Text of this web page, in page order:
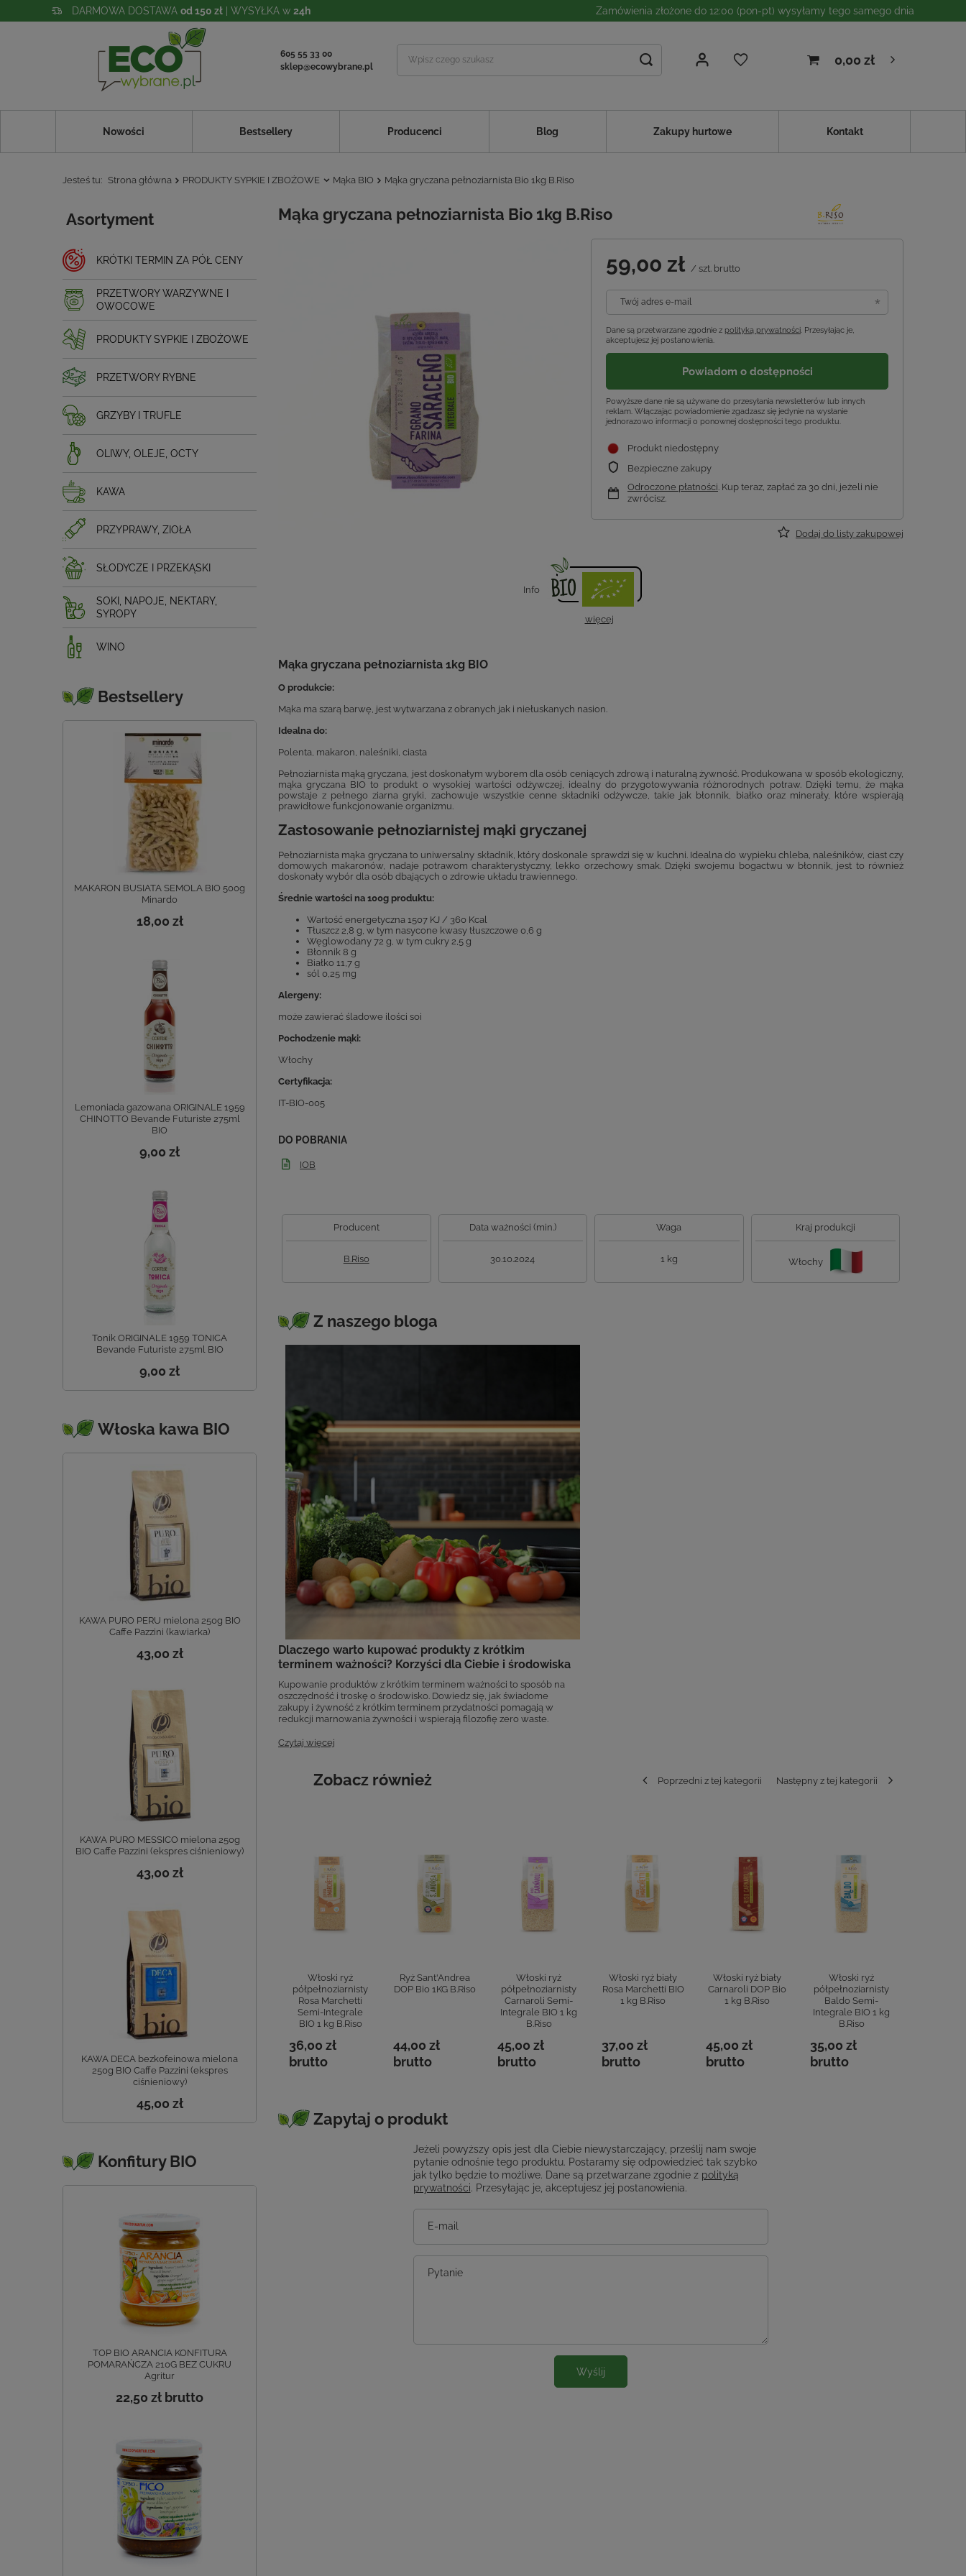
DARMOWA DOSTAWA od 150 zł | WYSYŁKA w 24h Zamówienia złożone do 12:00 (pon-pt) wysyłamy tego samego dnia
605 55 33 00
sklep@ecowybrane.pl
0,00 zł
Nowości Bestsellery Producenci Blog Zakupy hurtowe Kontakt
Jesteś tu: Strona główna PRODUKTY SYPKIE I ZBOŻOWE Mąka BIO Mąka gryczana pełnoziarnista Bio 1kg B.Riso
Asortyment
KRÓTKI TERMIN ZA PÓŁ CENY
PRZETWORY WARZYWNE I
OWOCOWE
PRODUKTY SYPKIE I ZBOŻOWE
PRZETWORY RYBNE
GRZYBY I TRUFLE
OLIWY, OLEJE, OCTY
KAWA
PRZYPRAWY, ZIOŁA
SŁODYCZE I PRZEKĄSKI
SOKI, NAPOJE, NEKTARY,
SYROPY
WINO
Bestsellery
MAKARON BUSIATA SEMOLA BIO 500g
Minardo
18,00 zł
Lemoniada gazowana ORIGINALE 1959
CHINOTTO Bevande Futuriste 275ml
BIO
9,00 zł
Tonik ORIGINALE 1959 TONICA
Bevande Futuriste 275ml BIO
9,00 zł
Włoska kawa BIO
KAWA PURO PERU mielona 250g BIO
Caffe Pazzini (kawiarka)
43,00 zł
KAWA PURO MESSICO mielona 250g
BIO Caffe Pazzini (ekspres ciśnieniowy)
43,00 zł
KAWA DECA bezkofeinowa mielona
250g BIO Caffe Pazzini (ekspres
ciśnieniowy)
45,00 zł
Konfitury BIO
TOP BIO ARANCIA KONFITURA
POMARAŃCZA 210G BEZ CUKRU
Agritur
22,50 zł brutto
Mąka gryczana pełnoziarnista Bio 1kg B.Riso
59,00 zł / szt. brutto
Twój adres e-mail
Dane są przetwarzane zgodnie z polityką prywatności. Przesyłając je,
akceptujesz jej postanowienia.
Powiadom o dostępności
Powyższe dane nie są używane do przesyłania newsletterów lub innych
reklam. Włączając powiadomienie zgadzasz się jedynie na wysłanie
jednorazowo informacji o ponownej dostępności tego produktu.
Produkt niedostępny
Bezpieczne zakupy
Odroczone płatności. Kup teraz, zapłać za 30 dni, jeżeli nie
zwrócisz.
Dodaj do listy zakupowej
Info
więcej
Mąka gryczana pełnoziarnista 1kg BIO
O produkcie:
Mąka ma szarą barwę, jest wytwarzana z obranych jak i niełuskanych nasion.
Idealna do:
Polenta, makaron, naleśniki, ciasta
Pełnoziarnista mąką gryczana, jest doskonałym wyborem dla osób ceniących zdrową i naturalną żywność. Produkowana w sposób ekologiczny,
mąka gryczana BIO to produkt o wysokiej wartości odżywczej, idealny do przygotowywania różnorodnych potraw. Dzięki temu, że mąka
powstaje z pełnego ziarna gryki, zachowuje wszystkie cenne składniki odżywcze, takie jak błonnik, białko oraz minerały, które wspierają
prawidłowe funkcjonowanie organizmu.
Zastosowanie pełnoziarnistej mąki gryczanej
Pełnoziarnista mąka gryczana to uniwersalny składnik, który doskonale sprawdzi się w kuchni. Idealna do wypieku chleba, naleśników, ciast czy
domowych makaronów, nadaje potrawom charakterystyczny, lekko orzechowy smak. Dzięki swojemu bogactwu w błonnik, jest to również
doskonały wybór dla osób dbających o zdrowie układu trawiennego.
Średnie wartości na 100g produktu:
Wartość energetyczna 1507 KJ / 360 Kcal
Tłuszcz 2,8 g, w tym nasycone kwasy tłuszczowe 0,6 g
Węglowodany 72 g, w tym cukry 2,5 g
Błonnik 8 g
Białko 11,7 g
sól 0,25 mg
Alergeny:
może zawierać śladowe ilości soi
Pochodzenie mąki:
Włochy
Certyfikacja:
IT-BIO-005
DO POBRANIA
IOB
Producent
B.Riso
Data ważności (min.)
30.10.2024
Waga
1 kg
Kraj produkcji
Włochy
Z naszego bloga
Dlaczego warto kupować produkty z krótkim
terminem ważności? Korzyści dla Ciebie i środowiska
Kupowanie produktów z krótkim terminem ważności to sposób na
oszczędność i troskę o środowisko. Dowiedz się, jak świadome
zakupy i żywność z krótkim terminem przydatności pomagają w
redukcji marnowania żywności i wspierają filozofię zero waste.
Czytaj więcej
Zobacz również Poprzedni z tej kategorii
Włoski ryż
pełnoziarnisty
Carnaroli Integrale
BIO 1 kg B.Riso
37,00 zł
Włoski ryż
półpełnoziarnisty
Rosa Marchetti
Semi-Integrale
BIO 1 kg B.Riso
36,00 zł
brutto
Ryż Sant'Andrea
DOP Bio 1KG B.Riso
44,00 zł
brutto
Włoski ryż
półpełnoziarnisty
Carnaroli Semi-
Integrale BIO 1 kg
B.Riso
45,00 zł
brutto
Włoski ryż biały
Rosa Marchetti BIO
1 kg B.Riso
37,00 zł
brutto
Włoski ryż biały
Carnaroli DOP Bio
1 kg B.Riso
45,00 zł
brutto
Włoski ryż
półpełnoziarnisty
Baldo Semi-
Integrale BIO 1 kg
B.Riso
35,00 zł
brutto
Następny z tej kategorii
Zapytaj o produkt
Jeżeli powyższy opis jest dla Ciebie niewystarczający, prześlij nam swoje
pytanie odnośnie tego produktu. Postaramy się odpowiedzieć tak szybko
jak tylko będzie to możliwe. Dane są przetwarzane zgodnie z polityką
prywatności. Przesyłając je, akceptujesz jej postanowienia.
E-mail
Pytanie
Wyślij